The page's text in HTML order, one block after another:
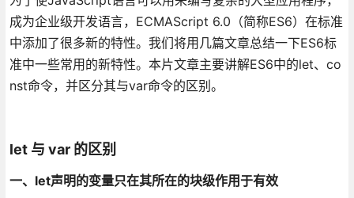
成为企业级开发语言，ECMAScript 6.0（简称ES6）在标准
中添加了很多新的特性。我们将用几篇文章总结一下ES6标
准中一些常用的新特性。本片文章主要讲解ES6中的let、co
nst命令，并区分其与var命令的区别。
let 与 var 的区别
一、let声明的变量只在其所在的块级作用于有效